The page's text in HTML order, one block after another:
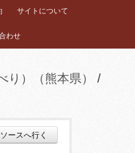
サイトについて
わせ
り）（熊本県）
ースへ行く